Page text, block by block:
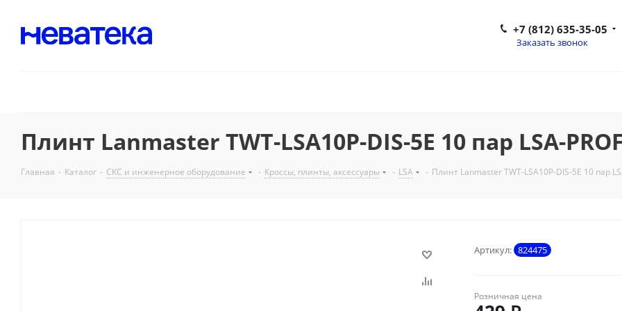
+7 (812) 635-35-05
Заказать звонок
Плинт Lanmaster TWT-LSA10P-DIS-5E 10 пар LSA-
Главная - Каталог - СКС и инженерное оборудование - Кроссы, плинты, аксессуары - LSA - Плинт Lanmaster TWT-LSA10P-DIS-5E 10 пар
Артикул: 824475
Розничная цена